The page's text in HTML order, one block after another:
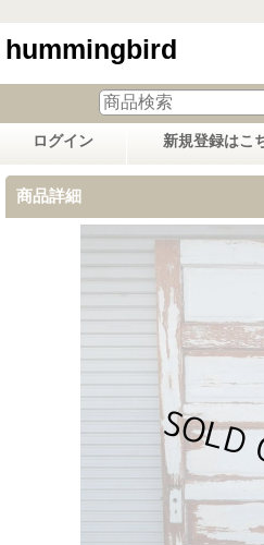
hummingbird
ログイン 新規登録はこ
商品詳細